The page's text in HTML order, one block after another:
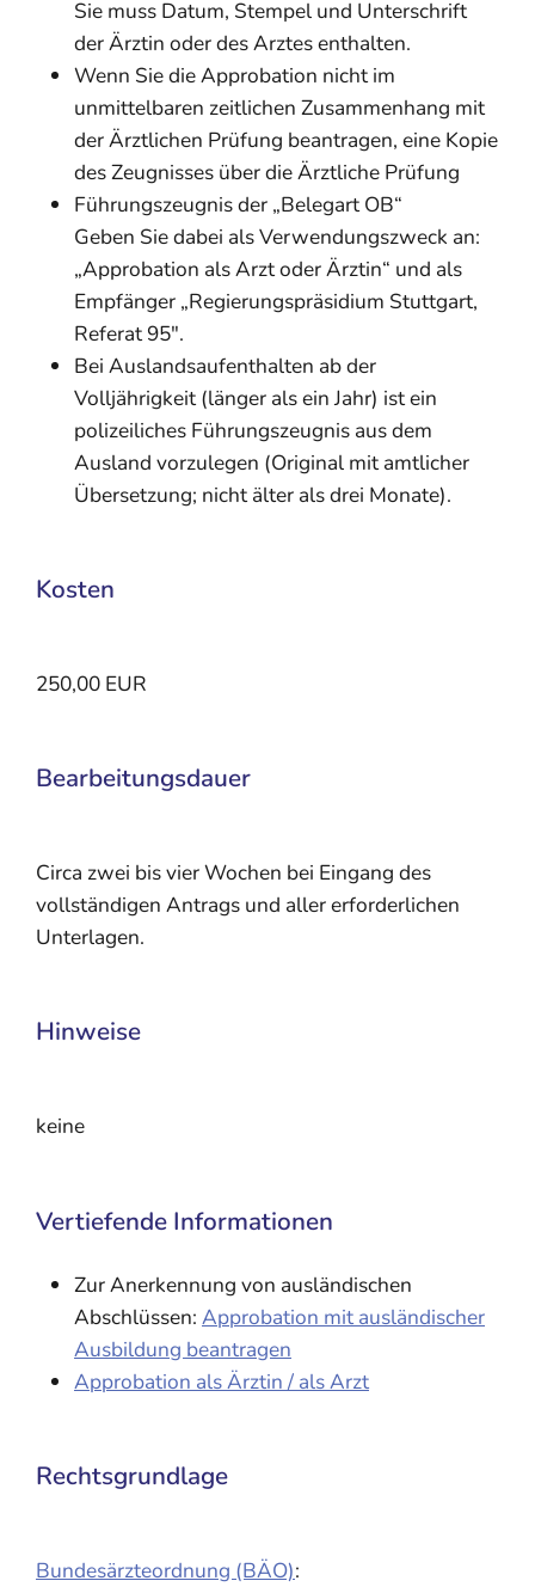
Sie muss Datum, Stempel und Unterschrift
der Ärztin oder des Arztes enthalten.
Wenn Sie die Approbation nicht im
unmittelbaren zeitlichen Zusammenhang mit
der Ärztlichen Prüfung beantragen, eine Kopie
des Zeugnisses über die Ärztliche Prüfung
Führungszeugnis der „Belegart OB“
Geben Sie dabei als Verwendungszweck an:
„Approbation als Arzt oder Ärztin“ und als
Empfänger „Regierungspräsidium Stuttgart,
Referat 95".
Bei Auslandsaufenthalten ab der
Volljährigkeit (länger als ein Jahr) ist ein
polizeiliches Führungszeugnis aus dem
Ausland vorzulegen (Original mit amtlicher
Übersetzung; nicht älter als drei Monate).
Kosten
250,00 EUR
Bearbeitungsdauer
Circa zwei bis vier Wochen bei Eingang des
vollständigen Antrags und aller erforderlichen
Unterlagen.
Hinweise
keine
Vertiefende Informationen
Zur Anerkennung von ausländischen
Abschlüssen: Approbation mit ausländischer
Ausbildung beantragen
Approbation als Ärztin / als Arzt
Rechtsgrundlage
Bundesärzteordnung (BÄO):